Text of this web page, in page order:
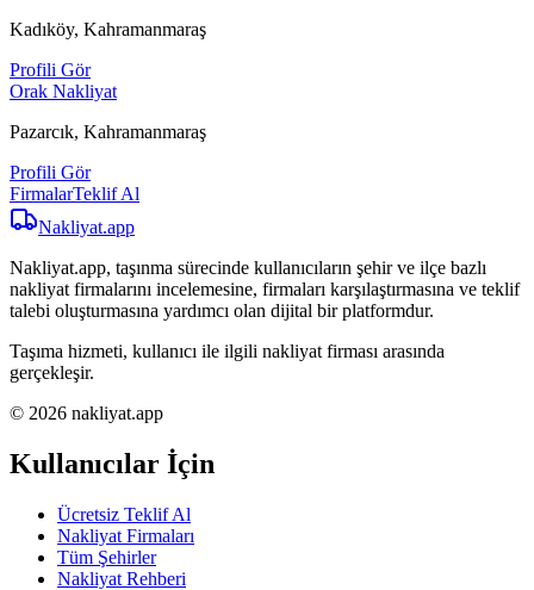
Kadıköy, Kahramanmaraş
Profili Gör
Orak Nakliyat
Pazarcık, Kahramanmaraş
Profili Gör
FirmalarTeklif Al
Nakliyat.app
Nakliyat.app, taşınma sürecinde kullanıcıların şehir ve ilçe bazlı
nakliyat firmalarını incelemesine, firmaları karşılaştırmasına ve teklif
talebi oluşturmasına yardımcı olan dijital bir platformdur.
Taşıma hizmeti, kullanıcı ile ilgili nakliyat firması arasında
gerçekleşir.
© 2026 nakliyat.app
Kullanıcılar İçin
Ücretsiz Teklif Al
Nakliyat Firmaları
Tüm Şehirler
Nakliyat Rehberi